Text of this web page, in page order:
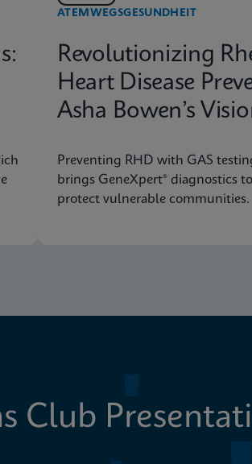
ATEMWEGSGESUNDHEIT
Revolutionizing
Heart Disease
Asha Bowen’s
Preventing RHD with GAS
brings GeneXpert® diagnostics
protect vulnerable communities.
Club